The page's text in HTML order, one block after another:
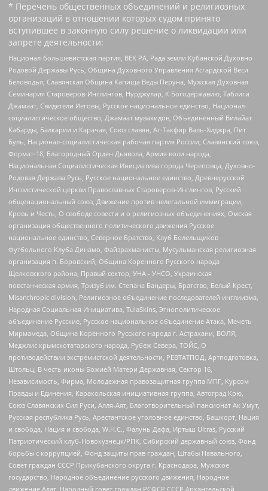
* Перечень общественных объединений и религиозных
организаций в отношении которых судом принято
вступившее в законную силу решение о ликвидации или
запрете деятельности:
Национал-большевистская партия, ВЕК РА, Рада земли Кубанской Духовно
Родовой Державы Русь, Община Духовного Управления Асгардской Веси
Беловодья, Славянская Община Капища Веды Перуна, Мужская Духовная
Семинария Староверов-Инглингов, Нурджулар, К Богодержавию, Таблиги
Джамаат, Свидетели Иеговы, Русское национальное единство, Национал-
социалистическое общество, Джамаат мувахидов, Объединенный Вилайат
Кабарды, Балкарии и Карачая, Союз славян, Ат-Такфир Валь-Хиджра, Пит
Буль, Национал-социалистическая рабочая партия России, Славянский союз,
Формат-18, Благородный Орден Дьявола, Армия воли народа,
Национальная Социалистическая Инициатива города Череповца, Духовно-
Родовая Держава Русь, Русское национальное единство, Древнерусской
Инглистической церкви Православных Староверов-Инглингов, Русский
общенациональный союз, Движение против нелегальной иммиграции,
Кровь и Честь, О свободе совести и о религиозных объединениях, Омская
организация общественного политического движения Русское
национальное единство, Северное Братство, Клуб Болельщиков
Футбольного Клуба Динамо, Файзрахманисты, Мусульманская религиозная
организация п. Боровский, Община Коренного Русского народа
Щелковского района, Правый сектор, УНА - УНСО, Украинская
повстанческая армия, Тризуб им. Степана Бандеры, Братство, Белый Крест,
Misanthropic division, Религиозное объединение последователей инглиизма,
Народная Социальная Инициатива, TulaSkins, Этнополитическое
объединение Русские, Русское национальное объединение Атака, Мечеть
Мирмамеда, Община Коренного Русского народа г. Астрахани, ВОЛЯ,
Меджлис крымскотатарского народа, Рубеж Севера, ТОЙС, О
противодействии экстремистской деятельности, РЕВТАТПОД, Артподготовка,
Штольц, В честь иконы Божией Матери Державная, Сектор 16,
Независимость, Фирма, Молодежная правозащитная группа МПГ, Курсом
Правды и Единения, Каракольская инициативная группа, Автоград Крю,
Союз Славянских Сил Руси, Алля-Аят, Благотворительный пансионат Ак Умут,
Русская республика Русь, Арестантское уголовное единство, Башкорт, Нация
и свобода, Нация и свобода, W.H.С., Фалунь Дафа, Иртыш Ultras, Русский
Патриотический клуб-Новокузнецк/РПК, Сибирский державный союз, Фонд
борьбы с коррупцией, Фонд защиты прав граждан, Штабы Навального,
Совет граждан СССР Прикубанского округа г. Краснодара, Мужское
государство, Народное объединение русского движения, Народное
движение Адат, Народный совет граждан РСФСР СССР Архангельской